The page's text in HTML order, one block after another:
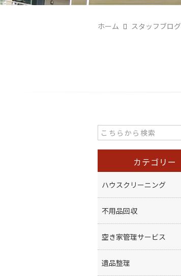
ホーム スタッフブログ
カテゴリー
ハウスクリーニング
不用品回収
空き家管理サービス
遺品整理